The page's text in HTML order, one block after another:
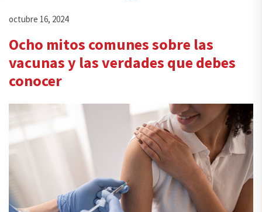
octubre 16, 2024
Ocho mitos comunes sobre las
vacunas y las verdades que debes
conocer